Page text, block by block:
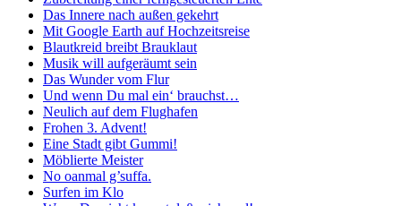
Das Innere nach außen gekehrt
Mit Google Earth auf Hochzeitsreise
Blautkreid breibt Brauklaut
Musik will aufgeräumt sein
Das Wunder vom Flur
Und wenn Du mal ein‘ brauchst…
Neulich auf dem Flughafen
Frohen 3. Advent!
Eine Stadt gibt Gummi!
Möblierte Meister
No oanmal g’suffa.
Surfen im Klo